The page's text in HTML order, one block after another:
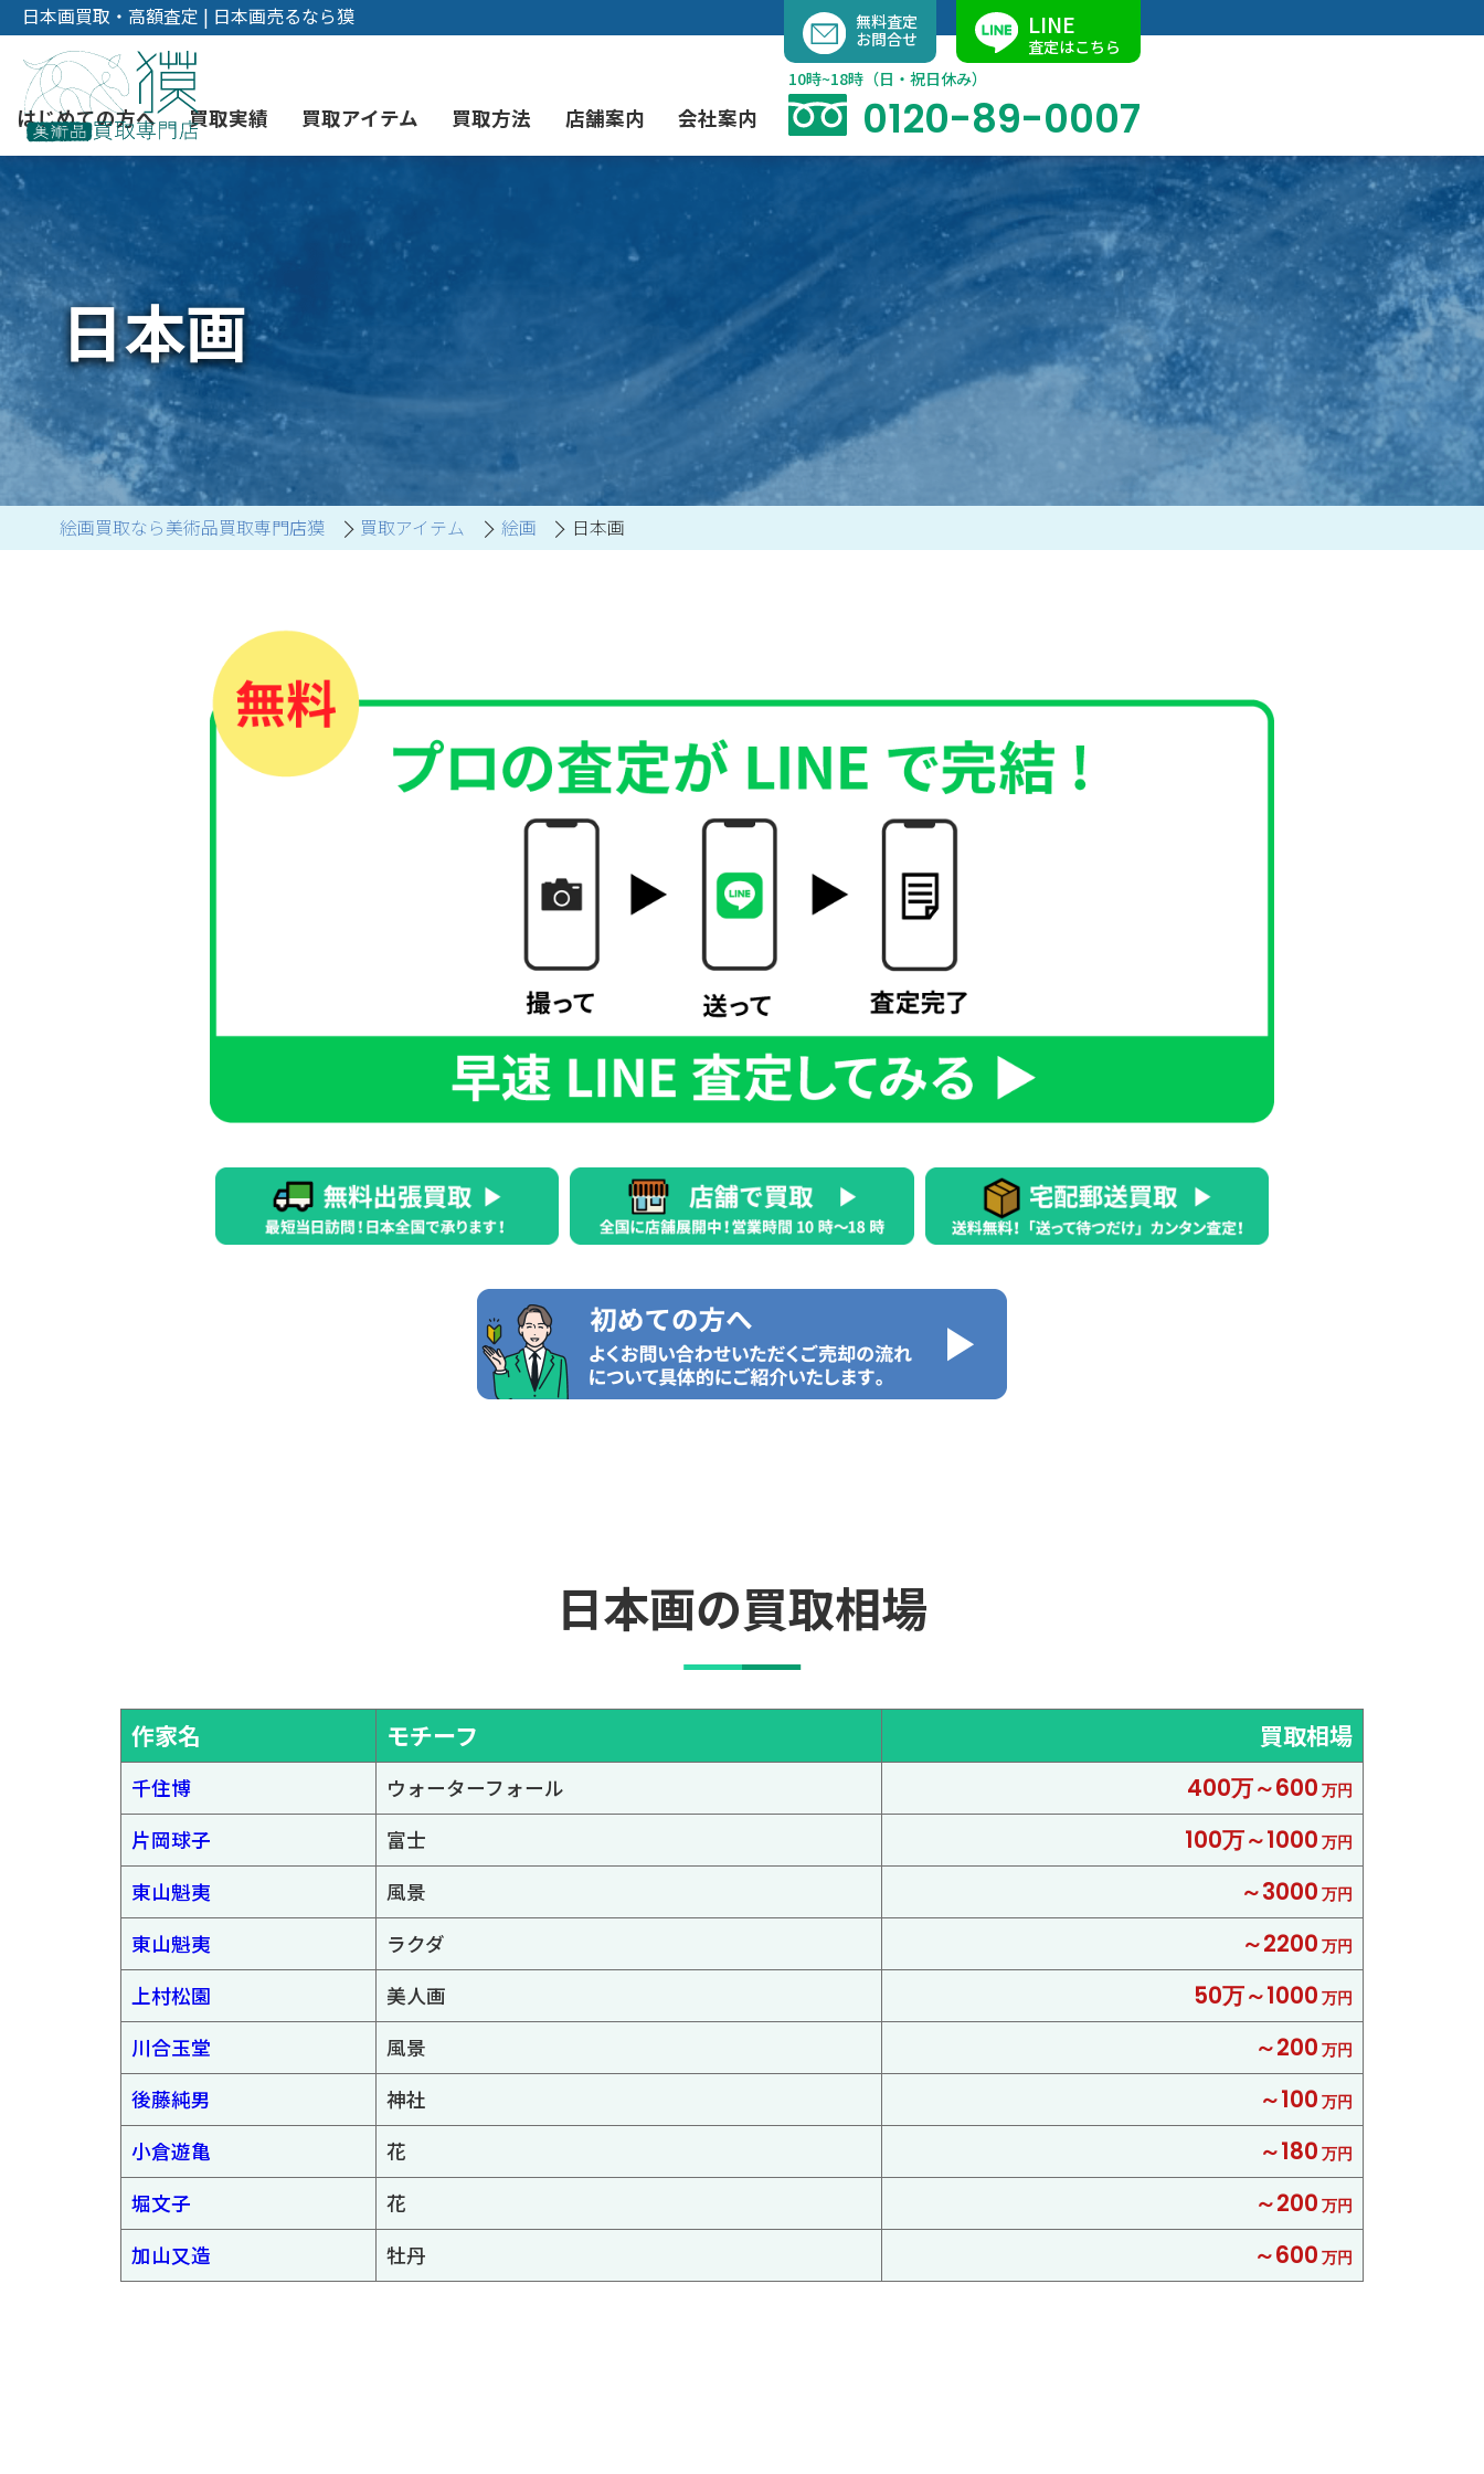
容
キ
ッ
日本画買取・高額査定 | 日本画売るなら獏
はじめての方へ
初めての美術品売却 よくあるご質問 ブログ
YOUTUBE Facebook
買取実績 買取アイテム
絵画買取 現代アート買取 油絵買取
版画買取 リトグラフ買取
シルクスクリーン買取 浮世絵買取 中国書画買取
曼荼羅買取 買取アイテム一覧はこちら
買取方法
3つの買取方法 出張買取（無料） 店舗での買取
宅配・郵送買取 業者間オークション出品代行 催事買取
時価評価サービス
店舗案内
東京店 名古屋店
会社案内
会社概要 当社の特徴 求人情報
消費者志向自主宣言
無料査定
お問合せ
LINE
査定はこちら
10時~18時（日・祝日休み）
0120-89-0007
日本画
絵画買取なら美術品買取専門店獏 買取アイテム 絵画 日本画
日本画の買取相場
作家名 モチーフ 買取相場
千住博 ウォーターフォール 400万～600 万円
片岡球子 富士 100万～1000 万円
東山魁夷 風景 ～3000 万円
東山魁夷 ラクダ ～2200 万円
上村松園 美人画 50万～1000 万円
川合玉堂 風景 ～200 万円
後藤純男 神社 ～100 万円
小倉遊亀 花 ～180 万円
堀文子 花 ～200 万円
加山又造 牡丹 ～600 万円